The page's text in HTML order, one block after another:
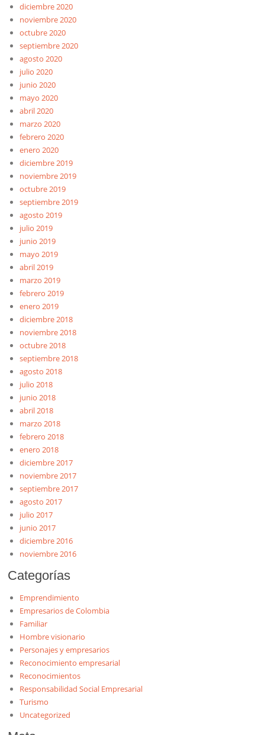
diciembre 2020
noviembre 2020
octubre 2020
septiembre 2020
agosto 2020
julio 2020
junio 2020
mayo 2020
abril 2020
marzo 2020
febrero 2020
enero 2020
diciembre 2019
noviembre 2019
octubre 2019
septiembre 2019
agosto 2019
julio 2019
junio 2019
mayo 2019
abril 2019
marzo 2019
febrero 2019
enero 2019
diciembre 2018
noviembre 2018
octubre 2018
septiembre 2018
agosto 2018
julio 2018
junio 2018
abril 2018
marzo 2018
febrero 2018
enero 2018
diciembre 2017
noviembre 2017
septiembre 2017
agosto 2017
julio 2017
junio 2017
diciembre 2016
noviembre 2016
Categorías
Emprendimiento
Empresarios de Colombia
Familiar
Hombre visionario
Personajes y empresarios
Reconocimiento empresarial
Reconocimientos
Responsabilidad Social Empresarial
Turismo
Uncategorized